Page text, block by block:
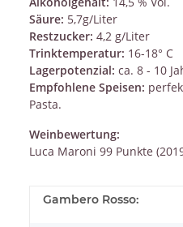
Säure: 5,7g/Liter
Restzucker: 4,2 g/Liter
Trinktemperatur: 16-18° C
Lagerpotenzial: ca. 8 - 10
Empfohlene Speisen:
Pasta.
Weinbewertung:
Luca Maroni 99 Punkte
Gambero Rosso: